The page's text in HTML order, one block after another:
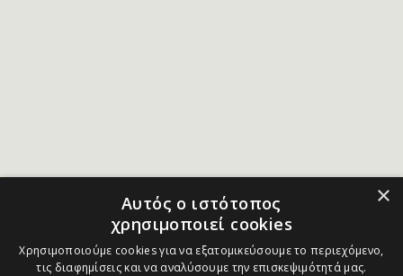
×
Αυτός ο ιστότοπος
χρησιμοποιεί cookies
Χρησιμοποιούμε cookies για να εξατομικεύσουμε το περιεχόμενο,
τις διαφημίσεις και να αναλύσουμε την επισκεψιμότητά μας.